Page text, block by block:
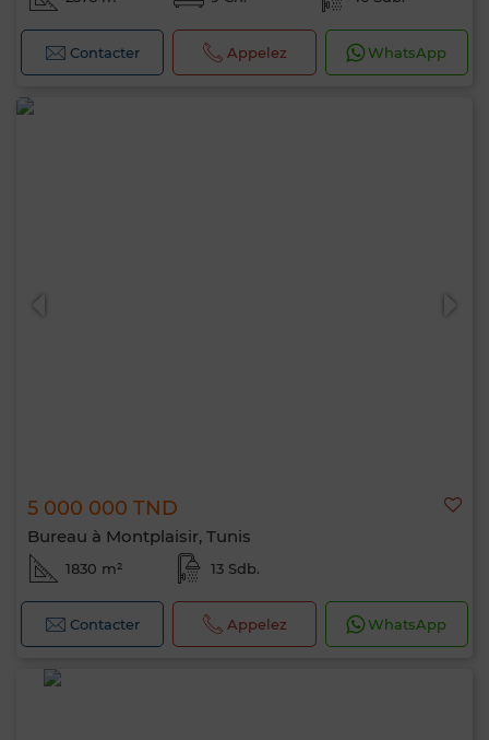
Contacter Appelez WhatsApp
5 000 000 TND
Bureau à Montplaisir, Tunis
1830 m² 13 Sdb.
Contacter Appelez WhatsApp